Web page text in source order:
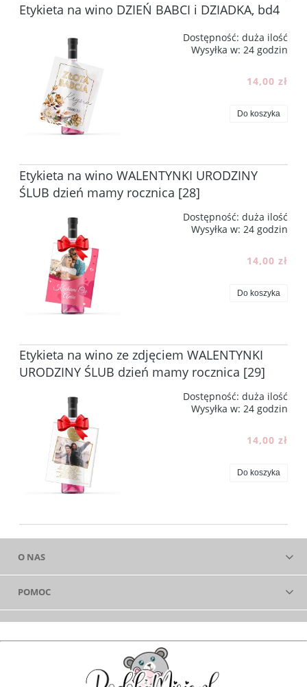
Etykieta na wino DZIEŃ BABCI i DZIADKA, bd4
Dostępność: duża ilość
Wysyłka w: 24 godzin
14,00 zł
Do koszyka
Etykieta na wino WALENTYNKI URODZINY
ŚLUB dzień mamy rocznica [28]
Dostępność: duża ilość
Wysyłka w: 24 godzin
14,00 zł
Do koszyka
Etykieta na wino ze zdjęciem WALENTYNKI
URODZINY ŚLUB dzień mamy rocznica [29]
Dostępność: duża ilość
Wysyłka w: 24 godzin
14,00 zł
Do koszyka
O NAS
POMOC